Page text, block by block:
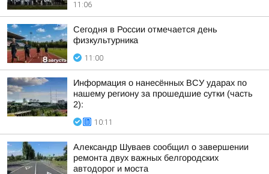
11:06
Сегодня в России отмечается день
физкультурника
11:00
Информация о нанесённых ВСУ ударах по
нашему региону за прошедшие сутки (часть
2):
10:11
Александр Шуваев сообщил о завершении
ремонта двух важных белгородских
автодорог и моста